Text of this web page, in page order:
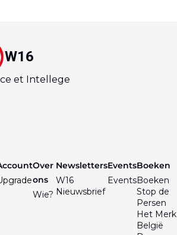
W16
et Intellege
Over
ons
Wie?
Newsletters
W16
Nieuwsbrief
Events
Events
Boeken
Boeken
Stop de
Persen
Het Merk
België